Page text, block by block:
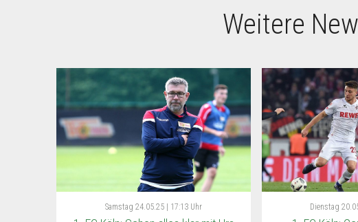
Weitere
Samstag 24.05.25 | 17:13 Uhr Dienstag